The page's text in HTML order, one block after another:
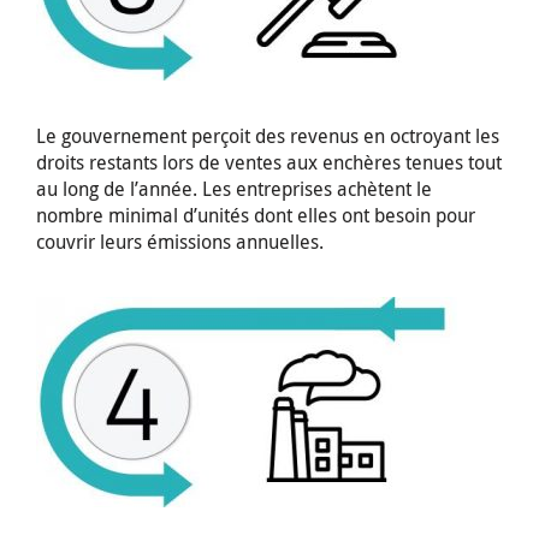
Le gouvernement perçoit des revenus en octroyant les
droits restants lors de ventes aux enchères tenues tout
au long de l’année. Les entreprises achètent le
nombre minimal d’unités dont elles ont besoin pour
couvrir leurs émissions annuelles.